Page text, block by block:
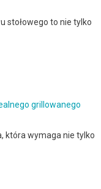
stołowego to nie tylko
grillowanego
która wymaga nie tylko